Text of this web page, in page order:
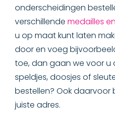
onderscheidingen
verschillende medailles
u op maat kunt laten
door en voeg
toe, dan gaan we voor u
speldjes, doosjes of
bestellen? Ook daarvoor
juiste adres.